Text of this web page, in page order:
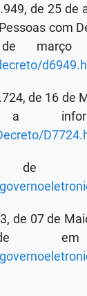
de 25 de
com
de 16 de
a
de
de 07 de